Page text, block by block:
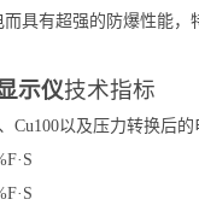
具有超强的防爆性能，
示仪技术指标
Cu100以及压力转换后的